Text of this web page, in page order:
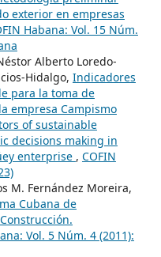
exterior en empresas
Habana: Vol. 15 Núm.
Alberto Loredo-
Hidalgo, Indicadores
para la toma de
empresa Campismo
of sustainable
decisions making in
enterprise , COFIN
M. Fernández Moreira,
Cubana de
Vol. 5 Núm. 4 (2011):